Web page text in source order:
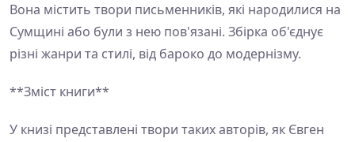
Вона містить твори письменників, які народилися на
Сумщині або були з нею пов'язані. Збірка об'єднує
різні жанри та стилі, від бароко до модернізму.
**Зміст книги**
У книзі представлені твори таких авторів, як Євген